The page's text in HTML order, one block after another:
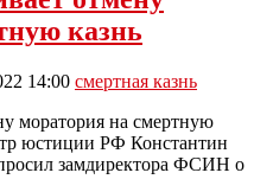
казнь
14:00 смертная казнь
моратория на смертную
юстиции РФ Константин
замдиректора ФСИН о